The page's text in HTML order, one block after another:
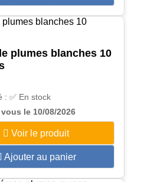
plumes blanches 10
: ✅ En stock
le 10/08/2026
Voir le produit
Ajouter au panier